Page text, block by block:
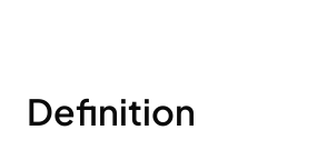
Definition